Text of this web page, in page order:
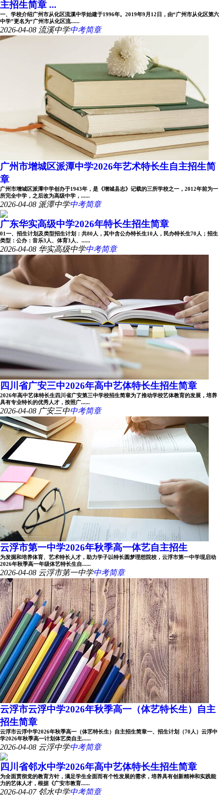
主招生简章 ...
一、学校介绍广州市从化区流溪中学始建于1996年。2019年9月12日，由“广州市从化区第六
中学”更名为“广州市从化区流......
2026-04-08 流溪中学中考简章
广州市增城区派潭中学2026年艺术特长生自主招生简
章
广州市增城区派潭中学创办于1943年，是《增城县志》记载的三所学校之一，2012年前为一
所完全中学，之后改为高级中学，......
2026-04-08 派潭中学中考简章
广东华实高级中学2026年特长生招生简章
01一、招生计划及类型招生计划：共80人，其中含公办特长生10人，民办特长生70人；招生
类型：公办：音乐3人、体育3人、......
2026-04-08 华实高级中学中考简章
四川省广安三中2026年高中艺体特长生招生简章
2026年高中艺体特长生四川省广安第三中学校招生简章为了推动学校艺体教育的发展，培养
具有专业特长的优秀人才，按照广......
2026-04-08 广安三中中考简章
云浮市第一中学2026年秋季高一体艺自主招生
为发掘和培养体育、艺术特长人才，助力学子以特长圆梦理想院校，云浮市第一中学现启动
2026年秋季高一年级体艺特长生自......
2026-04-08 云浮市第一中学中考简章
云浮市云浮中学2026年秋季高一（体艺特长生）自主
招生简章
云浮市云浮中学2026年秋季高一（体艺特长生）自主招生简章一、招生计划（70人）云浮中
学2026年秋季高一计划体艺类自主......
2026-04-08 云浮中学中考简章
四川省邻水中学2026年高中艺体特长生招生简章
为全面贯彻党的教育方针，满足学生全面而有个性发展的需求，培养具有创新精神和实践能
力的艺体人才，根据《广安市教育......
2026-04-07 邻水中学中考简章